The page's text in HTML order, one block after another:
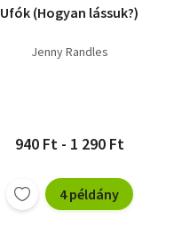
Ufók (Hogyan lássuk?)
Jenny Randles
940 Ft - 1 290 Ft
4 példány